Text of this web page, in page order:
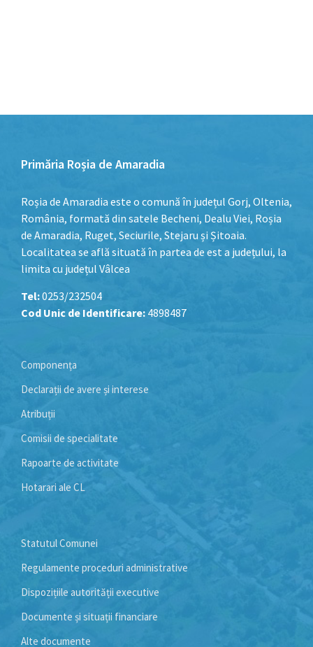
Primăria Roșia de Amaradia
Roșia de Amaradia este o comună în județul Gorj, Oltenia,
România, formată din satele Becheni, Dealu Viei, Roșia
de Amaradia, Ruget, Seciurile, Stejaru și Șitoaia.
Localitatea se află situată în partea de est a județului, la
limita cu județul Vâlcea
Tel:0253/232504
Cod Unic de Identificare: 4898487
Componența
Declarații de avere și interese
Atribuții
Comisii de specialitate
Rapoarte de activitate
Hotarari ale CL
Statutul Comunei
Regulamente proceduri administrative
Dispozițiile autorității executive
Documente și situații financiare
Alte documente